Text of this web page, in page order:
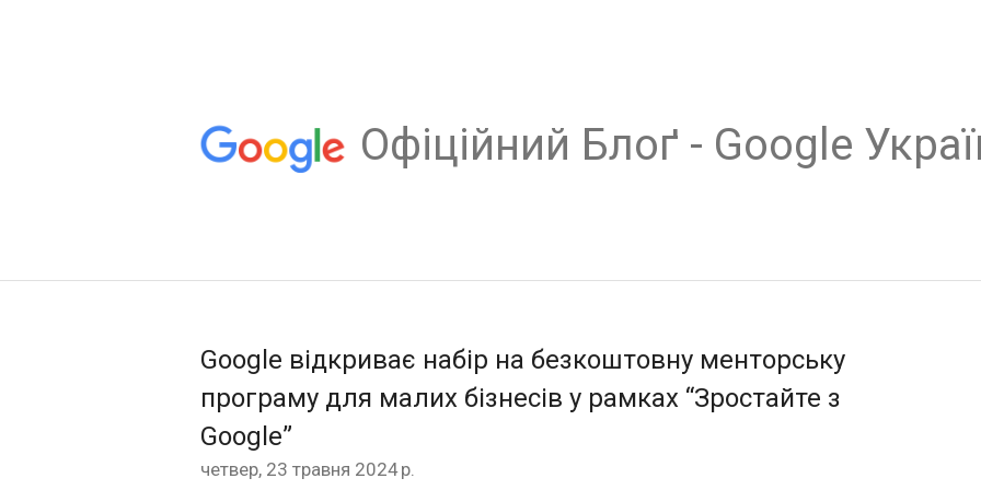
Oфіційний Блоґ - Google
Google відкриває набір на безкоштовну менторську
програму для малих бізнесів у рамках “Зростайте з
Google”
четвер, 23 травня 2024 р.